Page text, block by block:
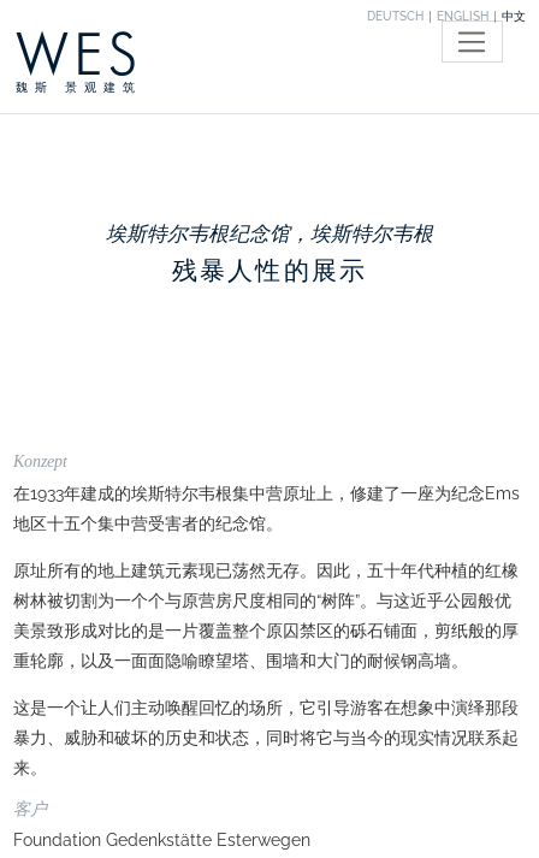
DEUTSCH ENGLISH 中文
WES
魏斯 景观建筑
埃斯特尔韦根纪念馆，埃斯特尔韦根
残暴人性的展示
Konzept
在1933年建成的埃斯特尔韦根集中营原址上，修建了一座为纪念Ems
地区十五个集中营受害者的纪念馆。
原址所有的地上建筑元素现已荡然无存。因此，五十年代种植的红橡
树林被切割为一个个与原营房尺度相同的“树阵”。与这近乎公园般优
美景致形成对比的是一片覆盖整个原囚禁区的砾石铺面，剪纸般的厚
重轮廓，以及一面面隐喻瞭望塔、围墙和大门的耐候钢高墙。
这是一个让人们主动唤醒回忆的场所，它引导游客在想象中演绎那段
暴力、威胁和破坏的历史和状态，同时将它与当今的现实情况联系起
来。
客户
Foundation Gedenkstätte Esterwegen